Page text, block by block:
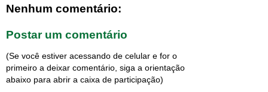
Nenhum comentário:
Postar um comentário
(Se você estiver acessando de celular e for o
primeiro a deixar comentário, siga a orientação
abaixo para abrir a caixa de participação)